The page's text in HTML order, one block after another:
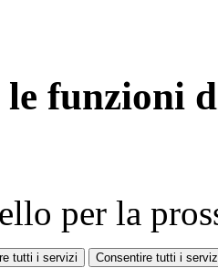
le funzioni
per la
tutti i servizi Consentire tutti i